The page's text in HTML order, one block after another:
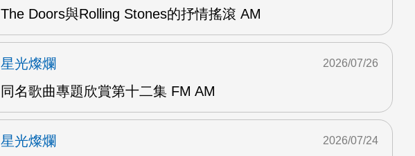
The Doors與Rolling Stones的抒情搖滾 AM
星光燦爛
同名歌曲專題欣賞第十二集 FM AM
2026/07/26
星光燦爛
2026/07/24